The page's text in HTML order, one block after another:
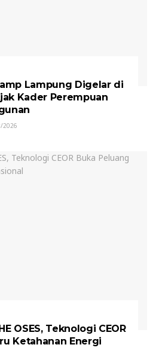
Lampung Digelar di
Kader Perempuan
2026
OSES, Teknologi CEOR
Ketahanan Energi